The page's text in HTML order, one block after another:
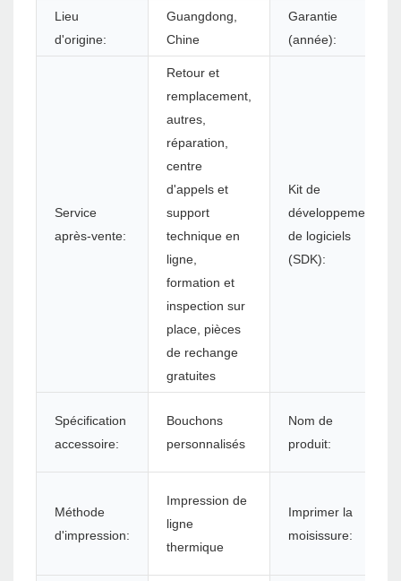
Lieu
d'origine:
Guangdong,
Chine
Garantie
(année):
Service
après-vente:
Retour et
remplacement,
autres,
réparation,
centre
d'appels et
support
technique en
ligne,
formation et
inspection sur
place, pièces
de rechange
gratuites
Kit de
développement
de logiciels
(SDK):
Spécification
accessoire:
Bouchons
personnalisés
Nom de
produit:
Méthode
d'impression:
Impression de
ligne
thermique
Imprimer la
moisissure: